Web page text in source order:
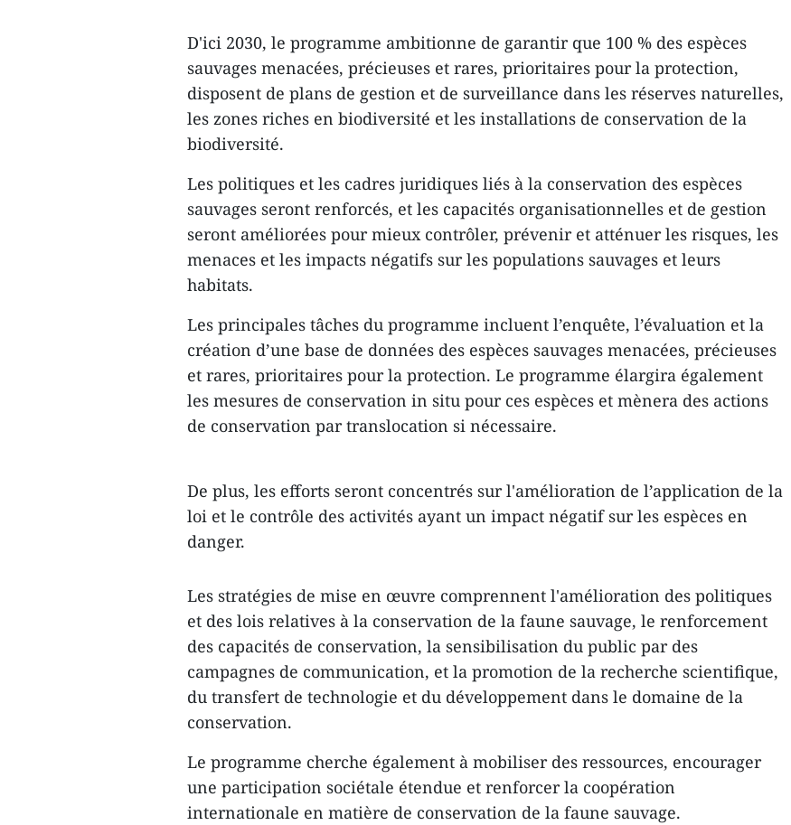
D'ici 2030, le programme ambitionne de garantir que 100 % des espèces
sauvages menacées, précieuses et rares, prioritaires pour la protection,
disposent de plans de gestion et de surveillance dans les réserves naturelles,
les zones riches en biodiversité et les installations de conservation de la
biodiversité.
Les politiques et les cadres juridiques liés à la conservation des espèces
sauvages seront renforcés, et les capacités organisationnelles et de gestion
seront améliorées pour mieux contrôler, prévenir et atténuer les risques, les
menaces et les impacts négatifs sur les populations sauvages et leurs
habitats.
Les principales tâches du programme incluent l’enquête, l’évaluation et la
création d’une base de données des espèces sauvages menacées, précieuses
et rares, prioritaires pour la protection. Le programme élargira également
les mesures de conservation in situ pour ces espèces et mènera des actions
de conservation par translocation si nécessaire.
De plus, les efforts seront concentrés sur l'amélioration de l’application de la
loi et le contrôle des activités ayant un impact négatif sur les espèces en
danger.
Les stratégies de mise en œuvre comprennent l'amélioration des politiques
et des lois relatives à la conservation de la faune sauvage, le renforcement
des capacités de conservation, la sensibilisation du public par des
campagnes de communication, et la promotion de la recherche scientifique,
du transfert de technologie et du développement dans le domaine de la
conservation.
Le programme cherche également à mobiliser des ressources, encourager
une participation sociétale étendue et renforcer la coopération
internationale en matière de conservation de la faune sauvage.